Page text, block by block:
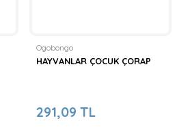
Ogobongo
HAYVANLAR ÇOCUK ÇORAP
291,09 TL